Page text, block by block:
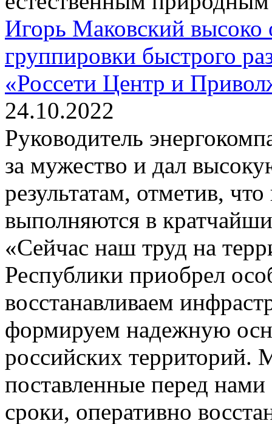
Игорь Маковский высоко
группировки быстрого
«Россети Центр и
24.10.2022
Руководитель
за мужество и дал
результатам, отметив,
выполняются в
«Сейчас наш труд на
Республики приобрел
восстанавливаем
формируем надежную
российских территорий.
поставленные перед нами
сроки, оперативно